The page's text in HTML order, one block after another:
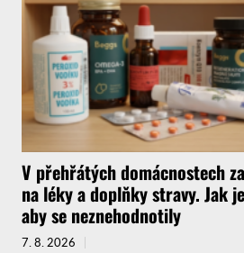
V přehřátých domácnostech
na léky a doplňky stravy. Jak
aby se neznehodnotily
7. 8. 2026